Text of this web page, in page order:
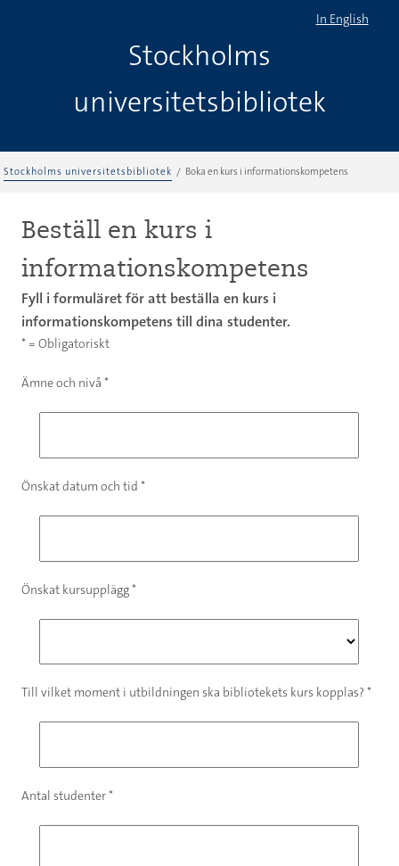
In English
Stockholms
universitetsbibliotek
Stockholms universitetsbibliotek Boka en kurs i informationskompetens
Beställ en kurs i
informationskompetens
Fyll i formuläret för att beställa en kurs i
informationskompetens till dina studenter.
*= Obligatoriskt
Ämne och nivå *
Önskat datum och tid *
Önskat kursupplägg *
Till vilket moment i utbildningen ska bibliotekets kurs kopplas? *
Antal studenter *